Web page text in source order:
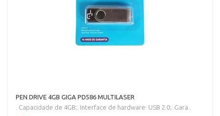
PEN DRIVE 4GB GIGA PD586 MULTILASER
. Capacidade de 4GB;. Interface de hardware: USB 2.0;. Gara..